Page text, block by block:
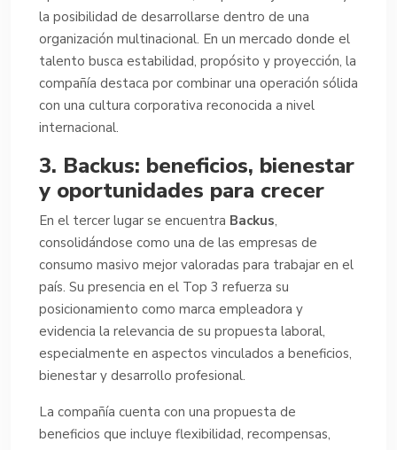
la posibilidad de desarrollarse dentro de una
organización multinacional. En un mercado donde el
talento busca estabilidad, propósito y proyección, la
compañía destaca por combinar una operación sólida
con una cultura corporativa reconocida a nivel
internacional.
3. Backus: beneficios, bienestar
y oportunidades para crecer
En el tercer lugar se encuentra Backus,
consolidándose como una de las empresas de
consumo masivo mejor valoradas para trabajar en el
país. Su presencia en el Top 3 refuerza su
posicionamiento como marca empleadora y
evidencia la relevancia de su propuesta laboral,
especialmente en aspectos vinculados a beneficios,
bienestar y desarrollo profesional.
La compañía cuenta con una propuesta de
beneficios que incluye flexibilidad, recompensas,